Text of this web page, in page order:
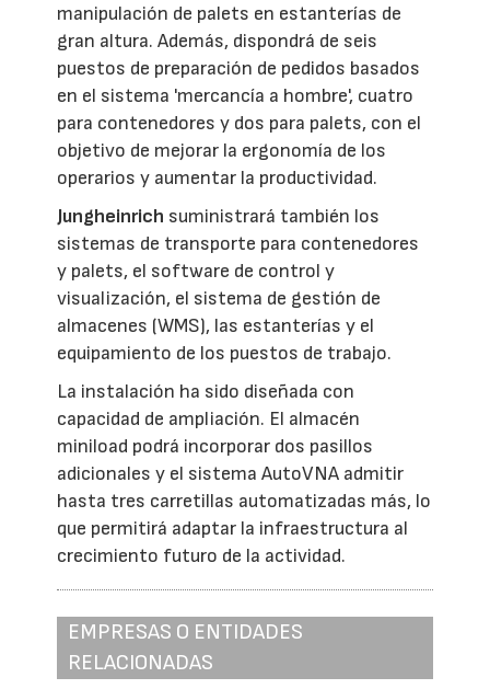
manipulación de palets en estanterías de
gran altura. Además, dispondrá de seis
puestos de preparación de pedidos basados
en el sistema 'mercancía a hombre', cuatro
para contenedores y dos para palets, con el
objetivo de mejorar la ergonomía de los
operarios y aumentar la productividad.
Jungheinrich suministrará también los
sistemas de transporte para contenedores
y palets, el software de control y
visualización, el sistema de gestión de
almacenes (WMS), las estanterías y el
equipamiento de los puestos de trabajo.
La instalación ha sido diseñada con
capacidad de ampliación. El almacén
miniload podrá incorporar dos pasillos
adicionales y el sistema AutoVNA admitir
hasta tres carretillas automatizadas más, lo
que permitirá adaptar la infraestructura al
crecimiento futuro de la actividad.
EMPRESAS O ENTIDADES
RELACIONADAS